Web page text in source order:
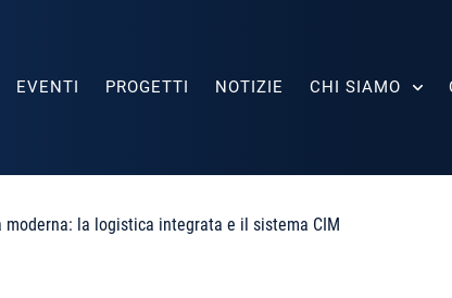
EVENTI PROGETTI NOTIZIE CHI SIAMO
la logistica integrata e il sistema CIM